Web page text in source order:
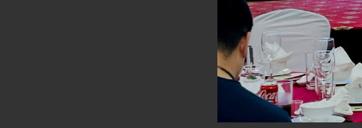
Presidential Office thanks US
President Lai delivers 2025 National
Presidential Inauguration Speech